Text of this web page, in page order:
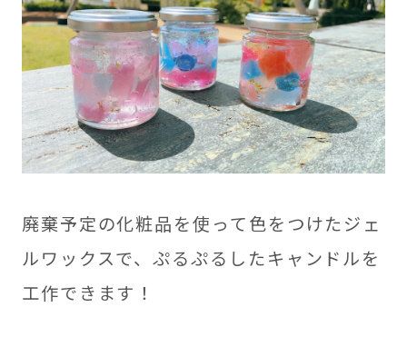
廃棄予定の化粧品を使って色をつけたジェ
ルワックスで、ぷるぷるしたキャンドルを
工作できます！